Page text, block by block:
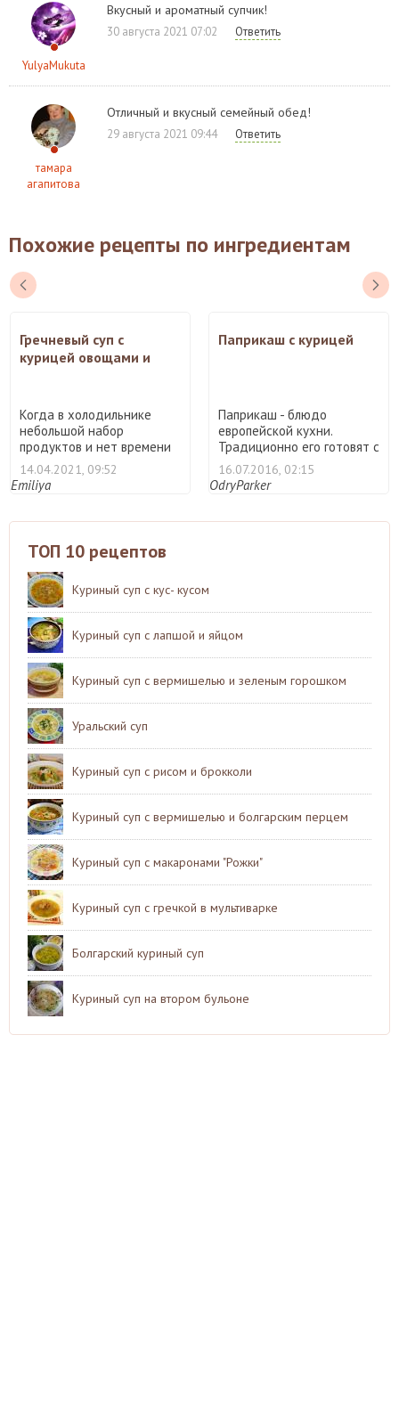
YulyaMukuta
Вкусный и ароматный супчик!
30 августа 2021 07:02 Ответить
тамара
агапитова
Отличный и вкусный семейный обед!
29 августа 2021 09:44 Ответить
Похожие рецепты по ингредиентам
Гречневый суп с
курицей овощами и
Когда в холодильнике
небольшой набор
продуктов и нет времени
на долг ...
14.04.2021, 09:52
Emiliya
Паприкаш с курицей
Паприкаш - блюдо
европейской кухни.
Традиционно его готовят с
жирным ...
16.07.2016, 02:15
OdryParker
ТОП 10 рецептов
Куриный суп с кус- кусом
Куриный суп с лапшой и яйцом
Куриный суп с вермишелью и зеленым горошком
Уральский суп
Куриный суп с рисом и брокколи
Куриный суп с вермишелью и болгарским перцем
Куриный суп с макаронами "Рожки"
Куриный суп с гречкой в мультиварке
Болгарский куриный суп
Куриный суп на втором бульоне